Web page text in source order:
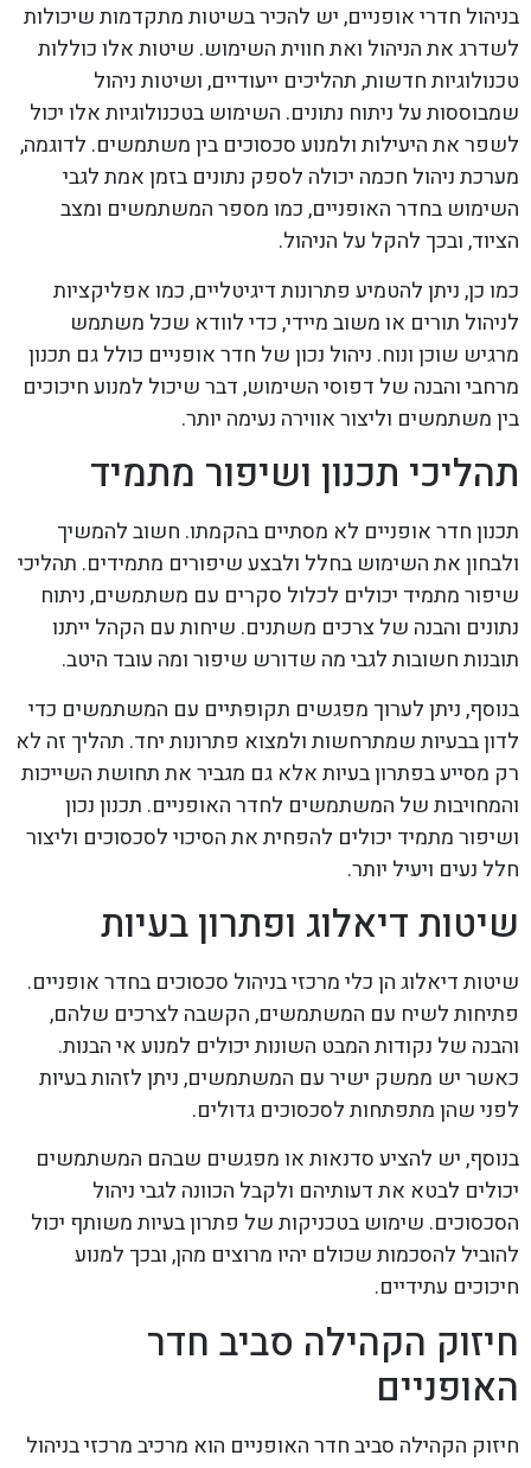
בניהול חדרי אופניים, יש להכיר בשיטות מתקדמות שיכולות
לשדרג את הניהול ואת חווית השימוש. שיטות אלו כוללות
טכנולוגיות חדשות, תהליכים ייעודיים, ושיטות ניהול
שמבוססות על ניתוח נתונים. השימוש בטכנולוגיות אלו יכול
לשפר את היעילות ולמנוע סכסוכים בין משתמשים. לדוגמה,
מערכת ניהול חכמה יכולה לספק נתונים בזמן אמת לגבי
השימוש בחדר האופניים, כמו מספר המשתמשים ומצב
הציוד, ובכך להקל על הניהול.
כמו כן, ניתן להטמיע פתרונות דיגיטליים, כמו אפליקציות
לניהול תורים או משוב מיידי, כדי לוודא שכל משתמש
מרגיש שוכן ונוח. ניהול נכון של חדר אופניים כולל גם תכנון
מרחבי והבנה של דפוסי השימוש, דבר שיכול למנוע חיכוכים
בין משתמשים וליצור אווירה נעימה יותר.
תהליכי תכנון ושיפור מתמיד
תכנון חדר אופניים לא מסתיים בהקמתו. חשוב להמשיך
ולבחון את השימוש בחלל ולבצע שיפורים מתמידים. תהליכי
שיפור מתמיד יכולים לכלול סקרים עם משתמשים, ניתוח
נתונים והבנה של צרכים משתנים. שיחות עם הקהל ייתנו
תובנות חשובות לגבי מה שדורש שיפור ומה עובד היטב.
בנוסף, ניתן לערוך מפגשים תקופתיים עם המשתמשים כדי
לדון בבעיות שמתרחשות ולמצוא פתרונות יחד. תהליך זה לא
רק מסייע בפתרון בעיות אלא גם מגביר את תחושת השייכות
והמחויבות של המשתמשים לחדר האופניים. תכנון נכון
ושיפור מתמיד יכולים להפחית את הסיכוי לסכסוכים וליצור
חלל נעים ויעיל יותר.
שיטות דיאלוג ופתרון בעיות
שיטות דיאלוג הן כלי מרכזי בניהול סכסוכים בחדר אופניים.
פתיחות לשיח עם המשתמשים, הקשבה לצרכים שלהם,
והבנה של נקודות המבט השונות יכולים למנוע אי הבנות.
כאשר יש ממשק ישיר עם המשתמשים, ניתן לזהות בעיות
לפני שהן מתפתחות לסכסוכים גדולים.
בנוסף, יש להציע סדנאות או מפגשים שבהם המשתמשים
יכולים לבטא את דעותיהם ולקבל הכוונה לגבי ניהול
הסכסוכים. שימוש בטכניקות של פתרון בעיות משותף יכול
להוביל להסכמות שכולם יהיו מרוצים מהן, ובכך למנוע
חיכוכים עתידיים.
חיזוק הקהילה סביב חדר
האופניים
חיזוק הקהילה סביב חדר האופניים הוא מרכיב מרכזי בניהול